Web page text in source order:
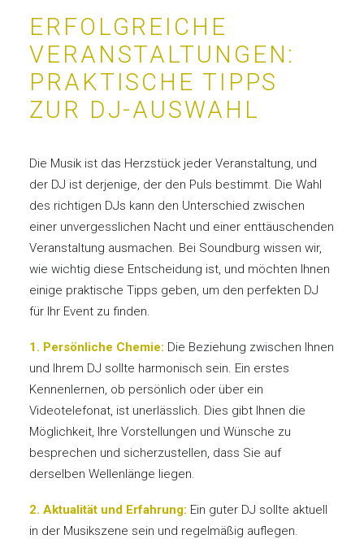
ERFOLGREICHE
VERANSTALTUNGEN:
PRAKTISCHE TIPPS
ZUR DJ-AUSWAHL
Die Musik ist das Herzstück jeder Veranstaltung, und
der DJ ist derjenige, der den Puls bestimmt. Die Wahl
des richtigen DJs kann den Unterschied zwischen
einer unvergesslichen Nacht und einer enttäuschenden
Veranstaltung ausmachen. Bei Soundburg wissen wir,
wie wichtig diese Entscheidung ist, und möchten Ihnen
einige praktische Tipps geben, um den perfekten DJ
für Ihr Event zu finden.
1. Persönliche Chemie: Die Beziehung zwischen Ihnen
und Ihrem DJ sollte harmonisch sein. Ein erstes
Kennenlernen, ob persönlich oder über ein
Videotelefonat, ist unerlässlich. Dies gibt Ihnen die
Möglichkeit, Ihre Vorstellungen und Wünsche zu
besprechen und sicherzustellen, dass Sie auf
derselben Wellenlänge liegen.
2. Aktualität und Erfahrung: Ein guter DJ sollte aktuell
in der Musikszene sein und regelmäßig auflegen.